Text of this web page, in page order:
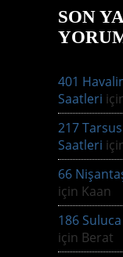
SON
401
Saatleri
217
Saatleri
66
için Kaan
186
için Berat